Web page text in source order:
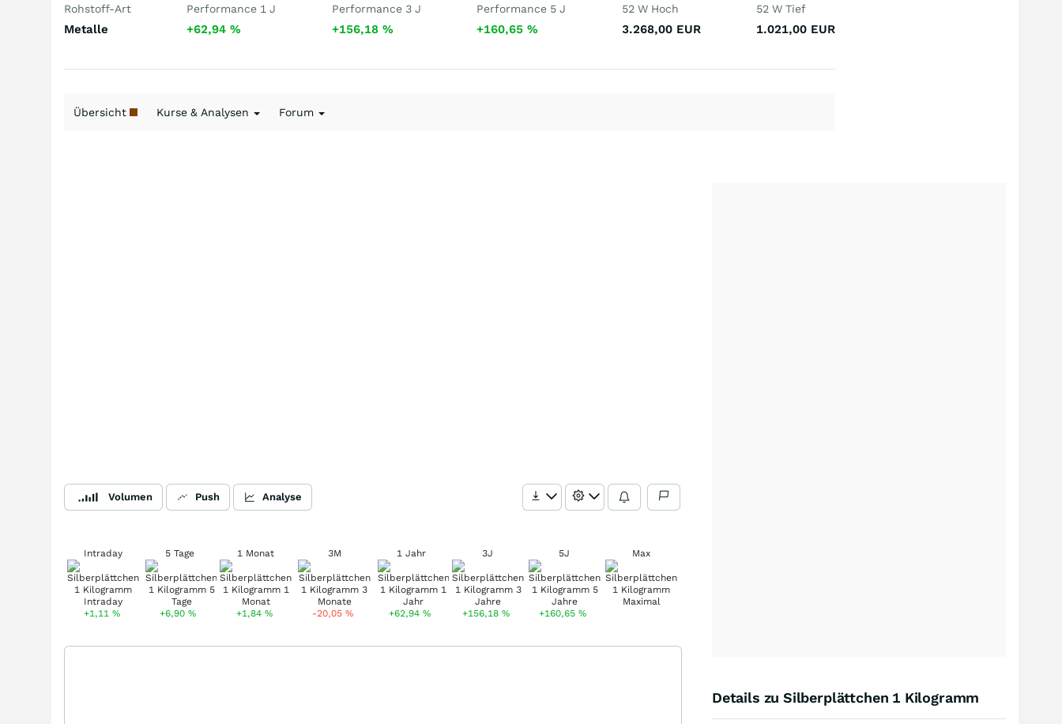
Rohstoff-Art
Metalle
Performance 1 J
+62,94%
Performance 3 J
+156,18 %
Performance 5 J
+160,65%
52 W Hoch
3.268,00 EUR
52 W Tief
1.021,00 EUR
Übersicht Kurse & Analysen Forum
Volumen Push Analyse
Intraday
+1,11 %
5 Tage
+6,90%
1 Monat
+1,84 %
3M
-20,05%
1 Jahr
+62,94%
3J
+156,18 %
5J
+160,65 %
Max
Details zu Silberplättchen 1 Kilogramm